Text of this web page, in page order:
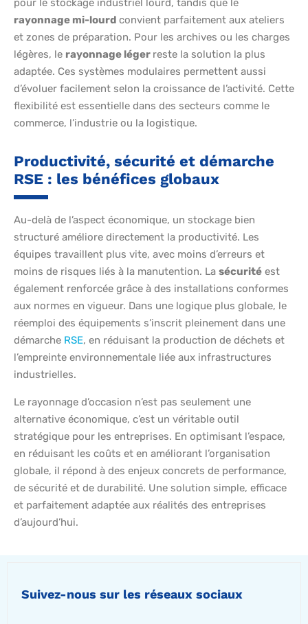
pour le stockage industriel lourd, tandis que le
rayonnage mi-lourd convient parfaitement aux ateliers
et zones de préparation. Pour les archives ou les charges
légères, le rayonnage léger reste la solution la plus
adaptée. Ces systèmes modulaires permettent aussi
d’évoluer facilement selon la croissance de l’activité. Cette
flexibilité est essentielle dans des secteurs comme le
commerce, l’industrie ou la logistique.
Productivité, sécurité et démarche
RSE : les bénéfices globaux
Au-delà de l’aspect économique, un stockage bien
structuré améliore directement la productivité. Les
équipes travaillent plus vite, avec moins d’erreurs et
moins de risques liés à la manutention. La sécurité est
également renforcée grâce à des installations conformes
aux normes en vigueur. Dans une logique plus globale, le
réemploi des équipements s’inscrit pleinement dans une
démarche RSE, en réduisant la production de déchets et
l’empreinte environnementale liée aux infrastructures
industrielles.
Le rayonnage d’occasion n’est pas seulement une
alternative économique, c’est un véritable outil
stratégique pour les entreprises. En optimisant l’espace,
en réduisant les coûts et en améliorant l’organisation
globale, il répond à des enjeux concrets de performance,
de sécurité et de durabilité. Une solution simple, efficace
et parfaitement adaptée aux réalités des entreprises
d’aujourd’hui.
Suivez-nous sur les réseaux sociaux